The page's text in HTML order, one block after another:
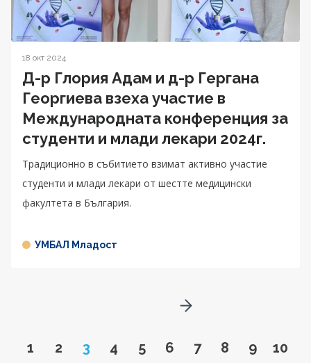
18 окт 2024
Д-р Глория Адам и д-р Гергана
Георгиева взеха участие в
Международната конференция за
студенти и млади лекари 2024г.
Традиционно в събитието взимат активно участие
студенти и млади лекари от шестте медицински
факултета в България.
УМБАЛ Младост
Go to page
1 Go to page
2 Page
3 Go to page
4 Go to page
5 Go to page
6 Go to page
7 Go to page
8 Go to
9 Go
10
Go to next page